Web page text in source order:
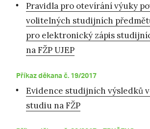
Pravidla pro otevírání výuky
volitelných studijních
pro elektronický zápis
na FŽP UJEP
Příkaz děkana č. 19/2017
Evidence studijních výsledků
studiu na FŽP